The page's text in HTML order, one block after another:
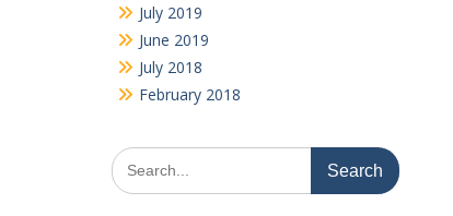
July 2019
June 2019
July 2018
February 2018
Search
for: